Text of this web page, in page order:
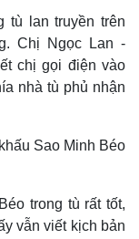
tù lan truyền trên
Chị Ngọc Lan -
chị gọi điện vào
nhà tù phủ nhận
Sao Minh Béo
trong tù rất tốt,
vẫn viết kịch bản